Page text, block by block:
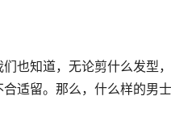
们也知道，无论剪什么发型
合适留。那么，什么样的男